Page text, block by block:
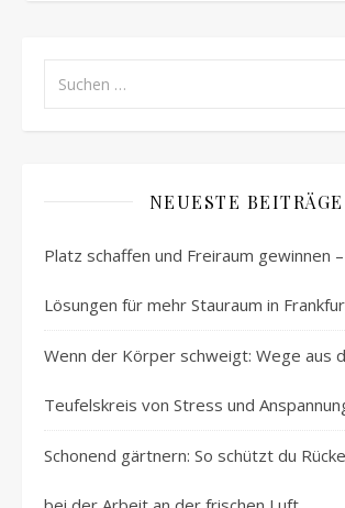
NEUESTE BEITRÄGE
Platz schaffen und Freiraum gewinnen
Lösungen für mehr Stauraum in
Wenn der Körper schweigt: Wege aus
Teufelskreis von Stress und
Schonend gärtnern: So schützt du